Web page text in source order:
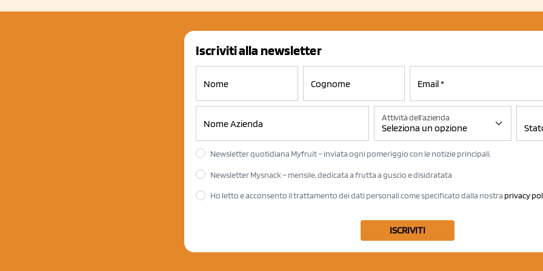
Iscriviti alla newsletter
Attività dell'azienda
Newsletter quotidiana Myfruit – inviata ogni pomeriggio con le notizie principali.
Newsletter Mysnack – mensile, dedicata a frutta a guscio e disidratata
Ho letto e acconsento il trattamento dei dati personali come specificato dalla nostra privacy
ISCRIVITI